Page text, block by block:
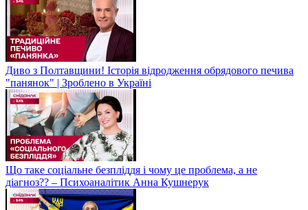
Диво з Полтавщини! Історія відродження обрядового печива
"панянок" | Зроблено в Україні
Що таке соціальне безпліддя і чому це проблема, а не
діагноз?? – Психоаналітик Анна Кушнерук